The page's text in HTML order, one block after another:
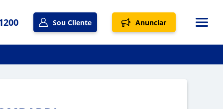
Sou Cliente Anunciar